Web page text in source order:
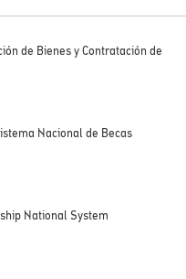
de Bienes y Contratación de
Nacional de Becas
National System